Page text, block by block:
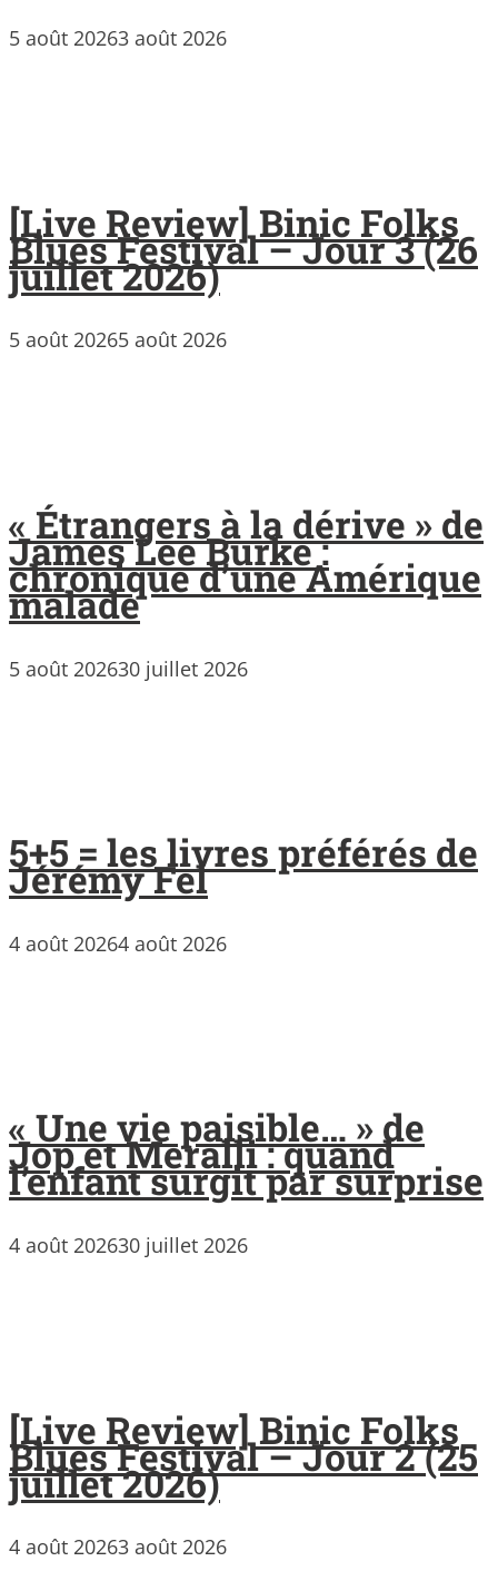
5 août 20263 août 2026
[Live Review] Binic Folks
Blues Festival – Jour 3 (26
juillet 2026)
5 août 20265 août 2026
« Étrangers à la dérive » de
James Lee Burke :
chronique d’une Amérique
malade
5 août 202630 juillet 2026
5+5 = les livres préférés de
Jérémy Fel
4 août 20264 août 2026
« Une vie paisible… » de
Jop et Meralli : quand
l’enfant surgit par surprise
4 août 202630 juillet 2026
[Live Review] Binic Folks
Blues Festival – Jour 2 (25
juillet 2026)
4 août 20263 août 2026